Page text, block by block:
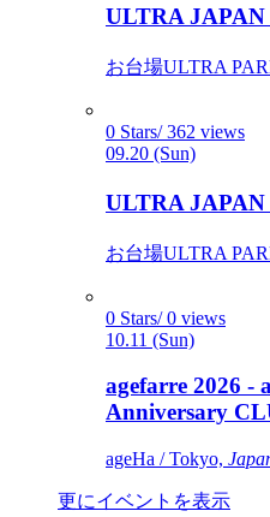
ULTRA JAPAN
お台場ULTRA
0 Stars/ 362 views
09.20 (Sun)
ULTRA JAPAN
お台場ULTRA
0 Stars/ 0 views
10.11 (Sun)
agefarre 2026 -
Anniversary
ageHa / Tokyo,
更にイベントを表示